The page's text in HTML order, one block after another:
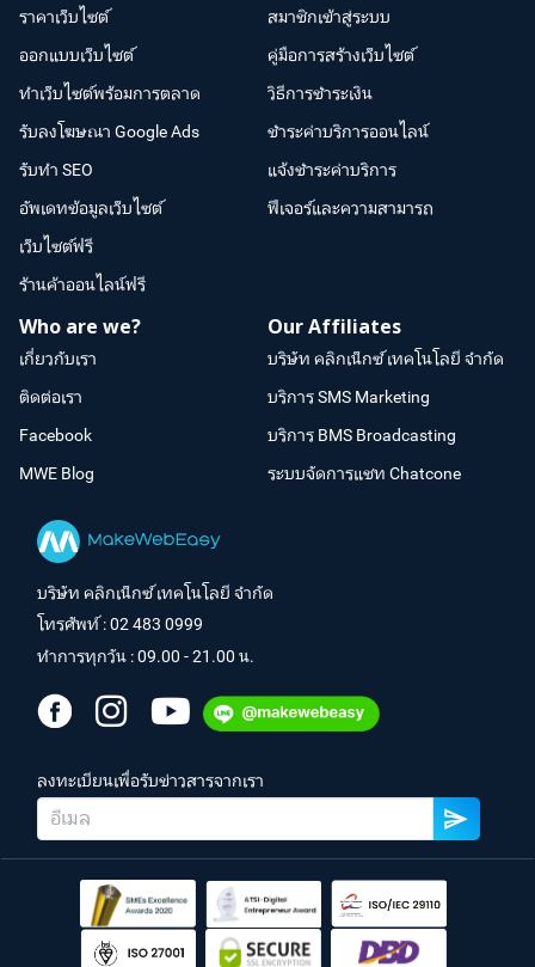
ราคาเว็บไซต์
ออกแบบเว็บไซต์
ทำเว็บไซต์พร้อมการตลาด
รับลงโฆษณา Google Ads
รับทำ SEO
อัพเดทข้อมูลเว็บไซต์
เว็บไซต์ฟรี
ร้านค้าออนไลน์ฟรี
สมาชิกเข้าสู่ระบบ
คู่มือการสร้างเว็บไซต์
วิธีการชำระเงิน
ชำระค่าบริการออนไลน์
แจ้งชำระค่าบริการ
ฟีเจอร์และความสามารถ
Who are we?
เกี่ยวกับเรา
ติดต่อเรา
Facebook
MWE Blog
Our Affiliates
บริษัท คลิกเน็กซ์ เทคโนโลยี จำกัด
บริการ SMS Marketing
บริการ BMS Broadcasting
ระบบจัดการแชท Chatcone
บริษัท คลิกเน็กซ์ เทคโนโลยี จำกัด
โทรศัพท์ :02 483 0999
ทำการทุกวัน : 09.00 - 21.00 น.
ลงทะเบียนเพื่อรับข่าวสารจากเรา